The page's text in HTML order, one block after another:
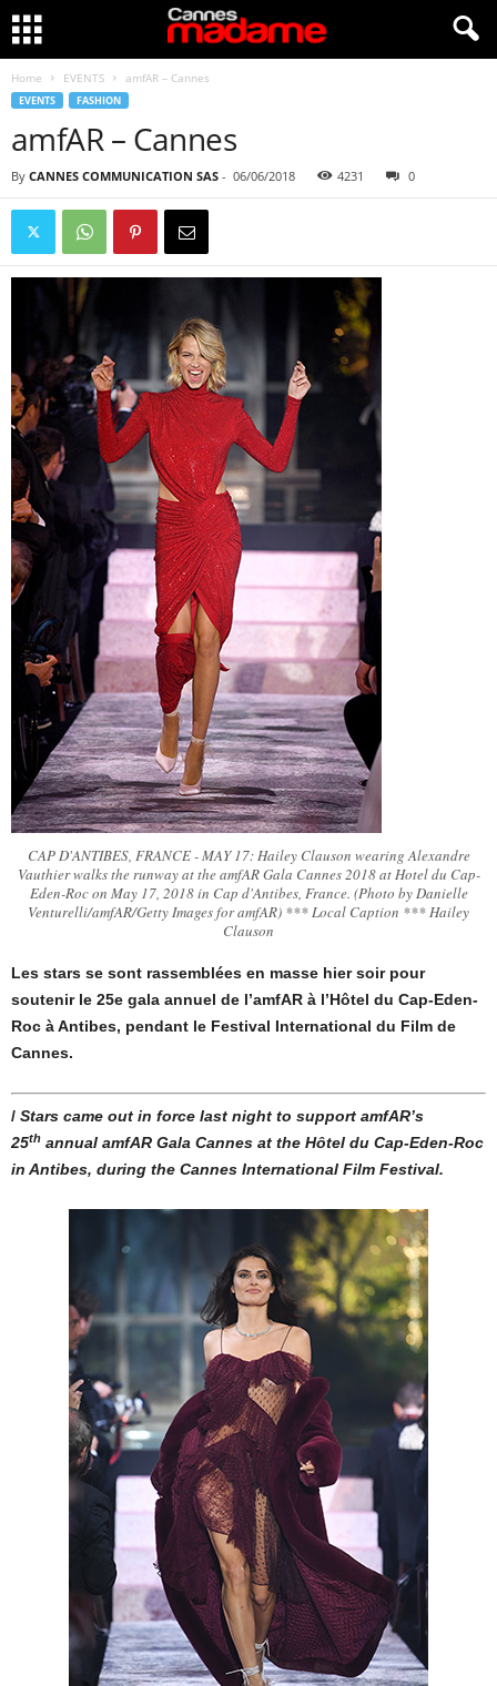
Home EVENTS amfAR – Cannes
EVENTS FASHION
amfAR – Cannes
By CANNES COMMUNICATION SAS - 06/06/2018 4231 0
CAP D'ANTIBES, FRANCE - MAY 17: Hailey Clauson wearing Alexandre
Vauthier walks the runway at the amfAR Gala Cannes 2018 at Hotel du Cap-
Eden-Roc on May 17, 2018 in Cap d'Antibes, France. (Photo by Danielle
Venturelli/amfAR/Getty Images for amfAR) *** Local Caption *** Hailey
Clauson
Les stars se sont rassemblées en masse hier soir pour
soutenir le 25e gala annuel de l’amfAR à l’Hôtel du Cap-Eden-
Roc à Antibes, pendant le Festival International du Film de
Cannes.
/ Stars came out in force last night to support amfAR’s
25th annual amfAR Gala Cannes at the Hôtel du Cap-Eden-Roc
in Antibes, during the Cannes International Film Festival.